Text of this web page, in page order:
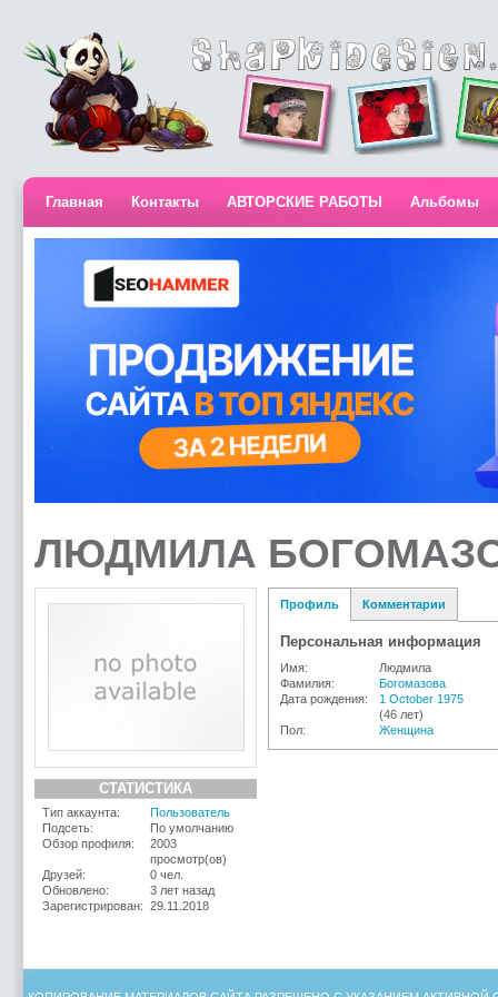
Главная Контакты АВТОРСКИЕ РАБОТЫ Альбомы
ЛЮДМИЛА
СТАТИСТИКА
Тип аккаунта:
Пользователь
Подсеть:
По умолчанию
Обзор профиля:
2003
просмотр(ов)
Друзей:
0 чел.
Обновлено:
3 лет назад
Зарегистрирован: 29.11.2018
Профиль Комментарии
Персональная информация
Имя:
Людмила
Фамилия:
Богомазова
Дата рождения:
1 October 1975
(46 лет)
Пол:
Женщина